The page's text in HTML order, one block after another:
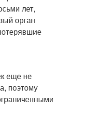
лет,
орган
еще не
поэтому